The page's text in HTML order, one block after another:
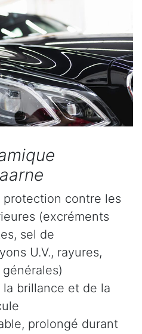
protection contre les
(excréments
sel de
U.V., rayures,
brillance et de la
prolongé durant